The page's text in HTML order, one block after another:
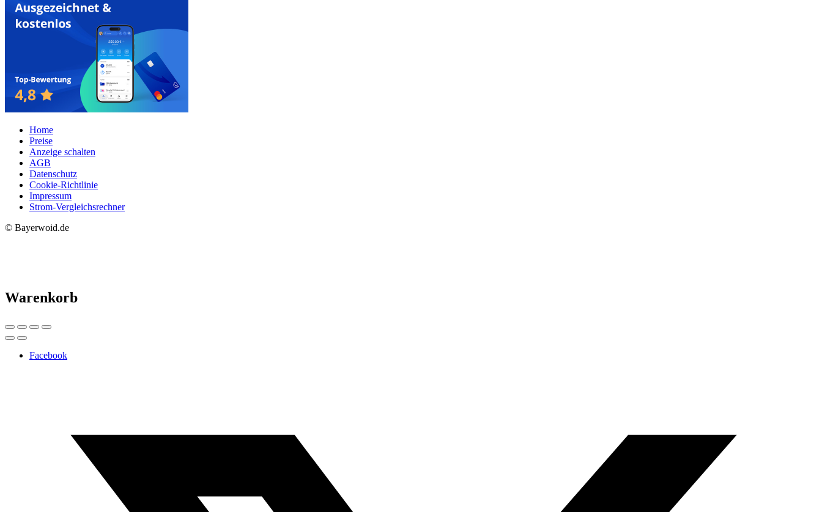
Home
Preise
Anzeige schalten
AGB
Datenschutz
Cookie-Richtlinie
Impressum
Strom-Vergleichsrechner
© Bayerwoid.de
Warenkorb
Facebook